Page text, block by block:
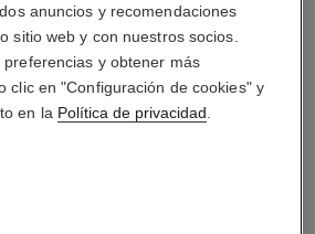
PERFECTA
anuncios y recomendaciones
sitio web y con nuestros socios.
y obtener más
clic en "Configuración de cookies" y
en la Política de privacidad